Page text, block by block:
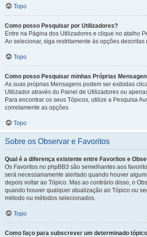
Topo
Como posso Pesquisar por Utilizadores?
Entre na Página dos Utilizadores e clique no atalho
Ao selecionar, siga restritamente às opções descritas
Topo
Como posso Pesquisar minhas Próprias
As suas próprias Mensagens podem ser exibidas
Utilizador através do Painel de Utilizadores ou
Para encontrar os seus Tópicos, utilize a Pesquisa
corretamente as opções.
Topo
Sobre os Observar e Favoritos
Qual é a diferença existente entre Favoritos e
Os Favoritos no phpBB3 são semelhantes aos
será necessariamente alertado quando houver
depois voltar ao Tópico. Mas ao contrário disso, o
quando houver qualquer atualização ao Tópico ou
método ou métodos selecionados.
Topo
Como faço para subscrever um determinado